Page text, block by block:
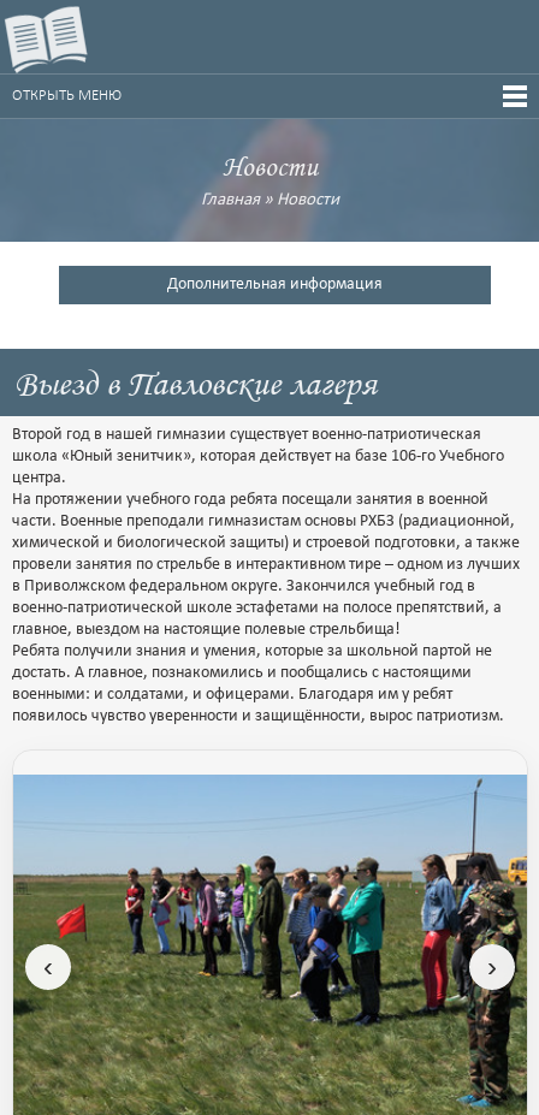
ОТКРЫТЬ МЕНЮ
Новости
Главная» Новости
Дополнительная информация
Выезд в Павловские лагеря
Второй год в нашей гимназии существует военно-патриотическая
школа «Юный зенитчик», которая действует на базе 106-го Учебного
центра.
На протяжении учебного года ребята посещали занятия в военной
части. Военные преподали гимназистам основы РХБЗ (радиационной,
химической и биологической защиты) и строевой подготовки, а также
провели занятия по стрельбе в интерактивном тире – одном из лучших
в Приволжском федеральном округе. Закончился учебный год в
военно-патриотической школе эстафетами на полосе препятствий, а
главное, выездом на настоящие полевые стрельбища!
Ребята получили знания и умения, которые за школьной партой не
достать. А главное, познакомились и пообщались с настоящими
военными: и солдатами, и офицерами. Благодаря им у ребят
появилось чувство уверенности и защищённости, вырос патриотизм.
‹ ›